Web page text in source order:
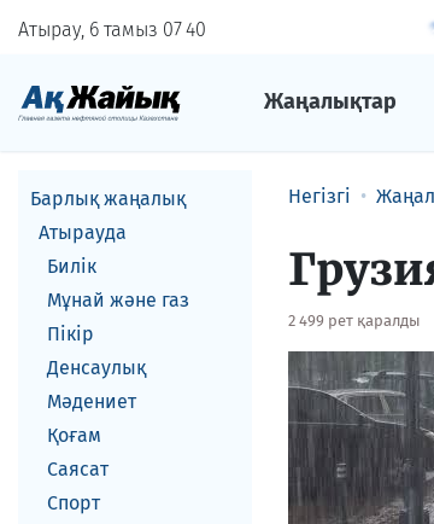
Атырау, 6 тамыз 0740
Жаңалықтар
Барлық жаңалық
Атырауда
Билік
Мұнай және газ
Пікір
Денсаулық
Мәдениет
Қоғам
Саясат
Спорт
Негізгі
2 499 рет қаралды